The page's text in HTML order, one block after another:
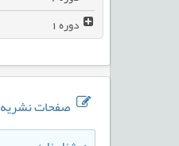
دوره
صفحات نشریه